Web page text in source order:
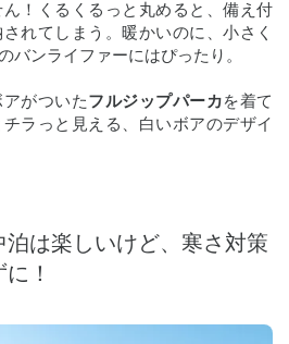
！くるくるっと丸めると、備え付
れてしまう。暖かいのに、小さく
バンライファーにはぴったり。
がついた フルジップパーカ を着て
ラっと見える、白いボアのデザイ
泊は楽しいけど、寒さ対策
！